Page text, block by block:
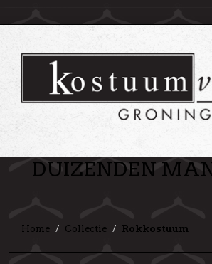
DUIZENDEN
Home Collectie Rokkostuum